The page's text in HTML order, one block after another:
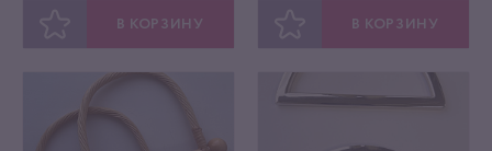
В КОРЗИНУ В КОРЗИНУ